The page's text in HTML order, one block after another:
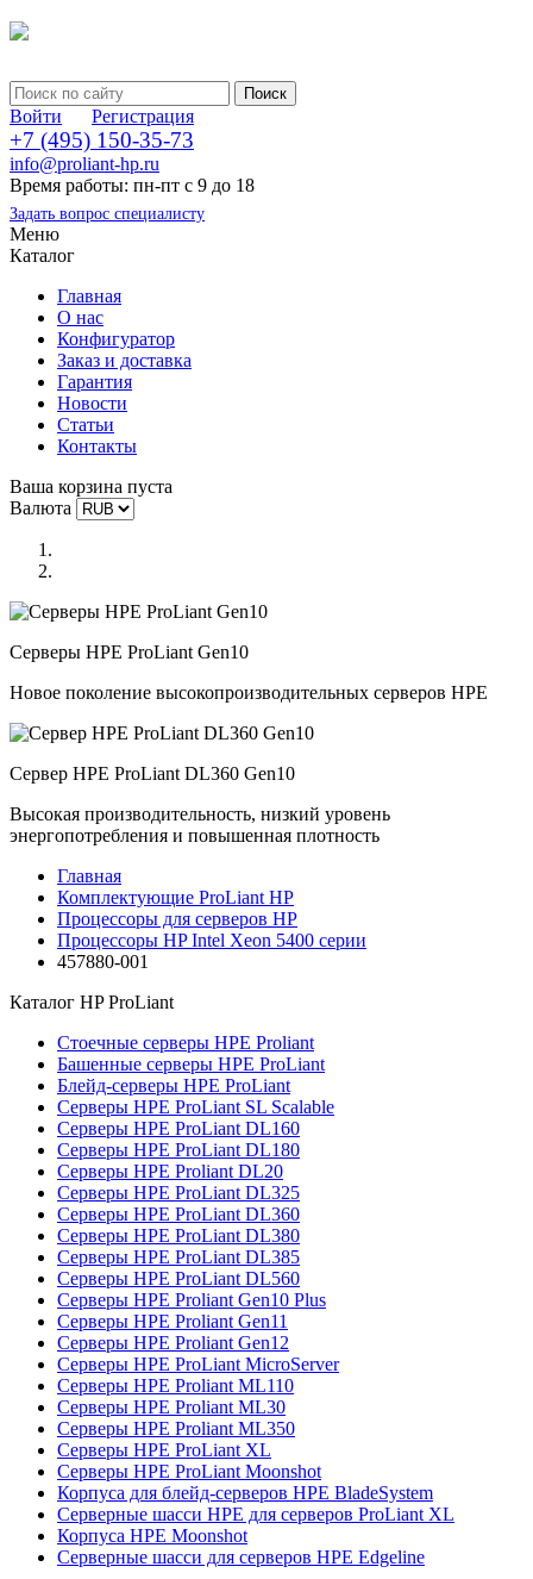
Войти Регистрация
+7 (495) 150-35-73
info@proliant-hp.ru
Время работы: пн-пт с 9 до 18
Задать вопрос специалисту
Меню
Каталог
Главная
О нас
Конфигуратор
Заказ и доставка
Гарантия
Новости
Статьи
Контакты
Ваша корзина пуста
Валюта
Серверы HPE ProLiant Gen10
Новое поколение высокопроизводительных серверов HPE
Сервер HPE ProLiant DL360 Gen10
Высокая производительность, низкий уровень
энергопотребления и повышенная плотность
Главная
Комплектующие ProLiant HP
Процессоры для серверов HP
Процессоры HP Intel Xeon 5400 серии
457880-001
Каталог HP ProLiant
Стоечные серверы HPE Proliant
Башенные серверы HPE ProLiant
Блейд-серверы HPE ProLiant
Серверы HPE ProLiant SL Scalable
Серверы HPE ProLiant DL160
Серверы HPE ProLiant DL180
Серверы HPE Proliant DL20
Серверы HPE ProLiant DL325
Серверы HPE ProLiant DL360
Серверы HPE ProLiant DL380
Серверы HPE ProLiant DL385
Серверы HPE ProLiant DL560
Серверы HPE Proliant Gen10 Plus
Серверы HPE Proliant Gen11
Серверы HPE Proliant Gen12
Серверы HPE ProLiant MicroServer
Серверы HPE Proliant ML110
Серверы HPE Proliant ML30
Серверы HPE Proliant ML350
Серверы HPE ProLiant XL
Серверы HPE ProLiant Moonshot
Корпуса для блейд-серверов HPE BladeSystem
Серверные шасси HPE для серверов ProLiant XL
Корпуса HPE Moonshot
Серверные шасси для серверов HPE Edgeline